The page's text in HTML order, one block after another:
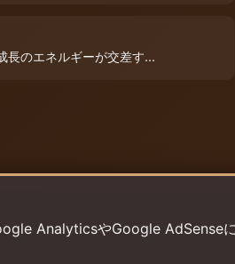
長のエネルギーが交差す...
AnalyticsやGoogle AdSense